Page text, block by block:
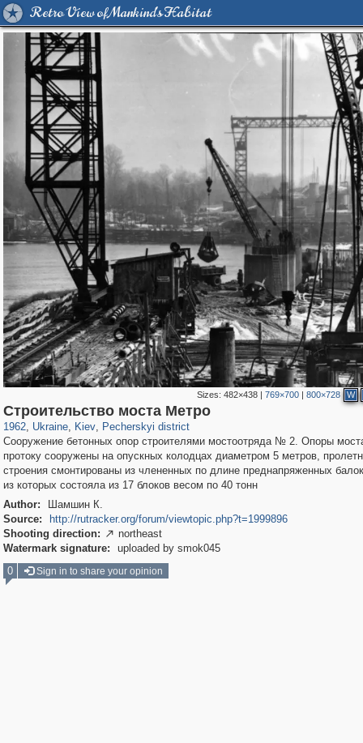
Retro View of Mankind's Habitat
Sizes:482×438 |769×700 |800×728 W
Строительство моста Метро
1962, Ukraine
135,294 2,353
, Kiev
61,087 1,604
, Pecherskyi district
17,240 461
Сооружение бетонных опор строителями мостоотряда № 2. Опоры
протоку сооружены на опускных колодцах диаметром 5 метров,
строения смонтированы из члененных по длине преднапряженных
из которых состояла из 17 блоков весом по 40 тонн
Author:
Шамшин К.
Source:
http://rutracker.org/forum/viewtopic.php?t=1999896
Shooting direction:  northeast
Watermark signature:
uploaded by smok045
0
Sign in to share your opinion